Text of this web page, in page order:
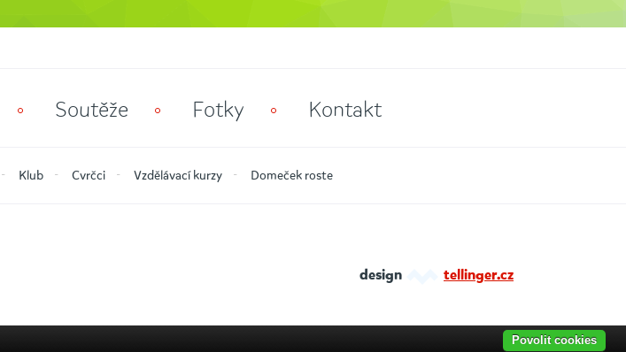
Soutěže Fotky Kontakt
Klub Cvrčci Vzdělávací kurzy Domeček roste
design tellinger.cz
Povolit cookies